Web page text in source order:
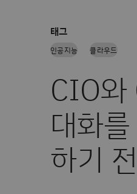
태그
인공지능 클라우드
CIO와
대화
하기